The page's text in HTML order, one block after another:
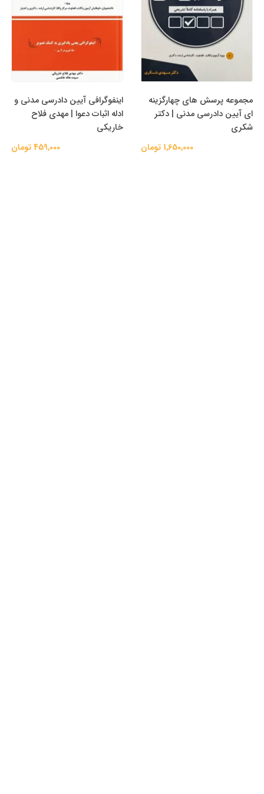
مجموعه پرسش های چهارگزینه
ای آیین دادرسی مدنی | دکتر
شکری
1,650,000 تومان
اینفوگرافی آیین دادرسی مدنی و
ادله اثبات دعوا | مهدی فلاح
خاریکی
459,000 تومان